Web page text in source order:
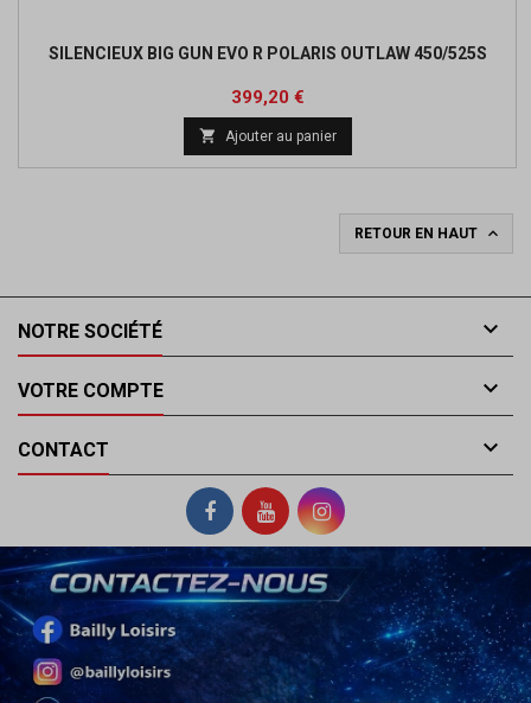
SILENCIEUX BIG GUN EVO R POLARIS OUTLAW 450/525S
Prix
399,20 €Prix
de
base
 Ajouter au panier
RETOUR EN HAUT 
NOTRE SOCIÉTÉ 
VOTRE COMPTE 
CONTACT 